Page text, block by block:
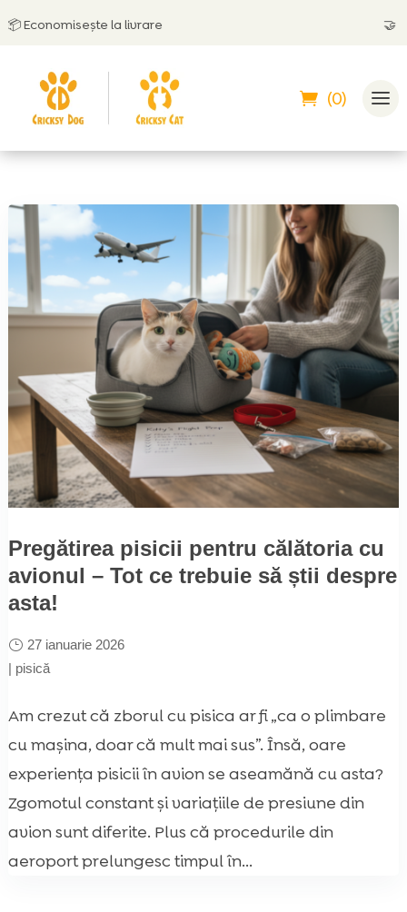
la livrare Poți
(0)
Pregătirea pisicii pentru călătoria cu
avionul – Tot ce trebuie să știi despre
asta!
27 ianuarie 2026
| pisică
Am crezut că zborul cu pisica ar fi „ca o plimbare
cu mașina, doar că mult mai sus”. Însă, oare
experiența pisicii în avion se aseamănă cu asta?
Zgomotul constant și variațiile de presiune din
avion sunt diferite. Plus că procedurile din
aeroport prelungesc timpul în...